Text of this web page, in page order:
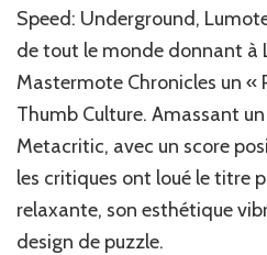
Speed: Underground,
de tout le monde donnant à
Mastermote Chronicles un «
Thumb Culture. Amassant un
Metacritic, avec un score
les critiques ont loué le titre
relaxante, son esthétique
design de puzzle. ‎